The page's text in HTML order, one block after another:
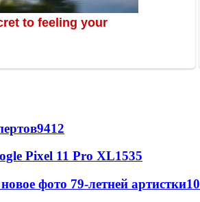
9412
Pixel 11 Pro XL1535
фото 79-летней артистки